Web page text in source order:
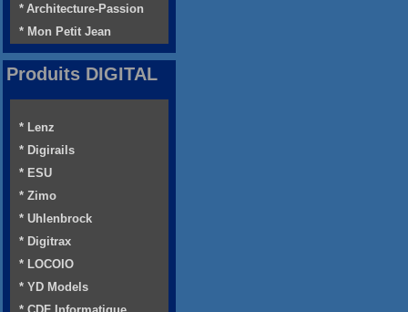
* Architecture-Passion
* Mon Petit Jean
Produits DIGITAL
* Lenz
* Digirails
* ESU
* Zimo
* Uhlenbrock
* Digitrax
* LOCOIO
* YD Models